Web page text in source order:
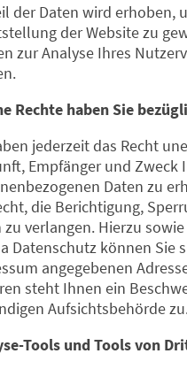
der Daten wird erhoben,
der Website zu
zur Analyse Ihres
Rechte haben Sie
jederzeit das Recht
Empfänger und Zweck
Daten zu
die Berichtigung,
zu verlangen. Hierzu
Datenschutz können Sie
angegebenen
steht Ihnen ein
Aufsichtsbehörde
Tools und Tools von